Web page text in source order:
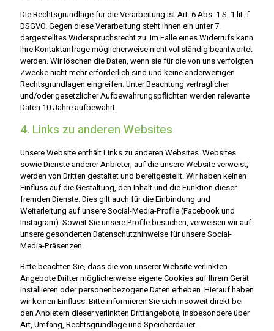
Die Rechtsgrundlage für die Verarbeitung ist Art. 6 Abs. 1 S. 1 lit. f
DSGVO. Gegen diese Verarbeitung steht ihnen ein unter 7.
dargestelltes Widerspruchsrecht zu. Im Falle eines Widerrufs kann
Ihre Kontaktanfrage möglicherweise nicht vollständig beantwortet
werden. Wir löschen die Daten, wenn sie für die von uns verfolgten
Zwecke nicht mehr erforderlich sind und keine anderweitigen
Rechtsgrundlagen eingreifen. Unter Beachtung vertraglicher
und/oder gesetzlicher Aufbewahrungspflichten werden relevante
Daten 10 Jahre aufbewahrt.
4. Links zu anderen Websites
Unsere Website enthält Links zu anderen Websites. Websites
sowie Dienste anderer Anbieter, auf die unsere Website verweist,
werden von Dritten gestaltet und bereitgestellt. Wir haben keinen
Einfluss auf die Gestaltung, den Inhalt und die Funktion dieser
fremden Dienste. Dies gilt auch für die Einbindung und
Weiterleitung auf unsere Social-Media-Profile (Facebook und
Instagram). Soweit Sie unsere Profile besuchen, verweisen wir auf
unsere gesonderten Datenschutzhinweise für unsere Social-
Media-Präsenzen.
Bitte beachten Sie, dass die von unserer Website verlinkten
Angebote Dritter möglicherweise eigene Cookies auf Ihrem Gerät
installieren oder personenbezogene Daten erheben. Hierauf haben
wir keinen Einfluss. Bitte informieren Sie sich insoweit direkt bei
den Anbietern dieser verlinkten Drittangebote, insbesondere über
Art, Umfang, Rechtsgrundlage und Speicherdauer.